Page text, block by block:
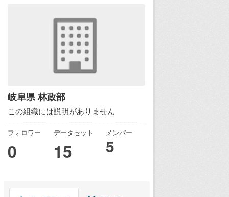
岐阜県 林政部
この組織には説明がありません
フォロワー
0
データセット
15
メンバー
5